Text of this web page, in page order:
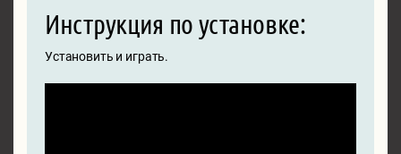
Инструкция по установке:
Установить и играть.